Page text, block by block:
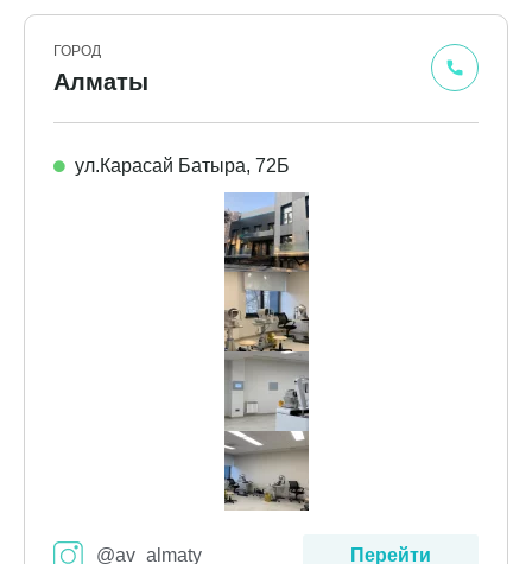
ГОРОД
Алматы
ул.Карасай Батыра, 72Б
@av_almaty Перейти